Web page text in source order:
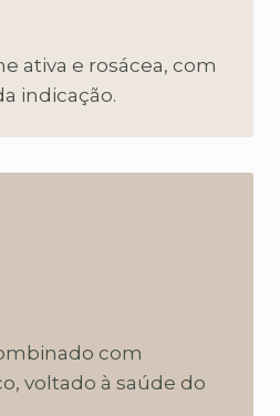
ativa e rosácea, com
indicação.
com
voltado à saúde do